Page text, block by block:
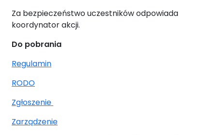
Za bezpieczeństwo uczestników odpowiada
koordynator akcji.
Do pobrania
Regulamin
RODO
Zgłoszenie
Zarządzenie